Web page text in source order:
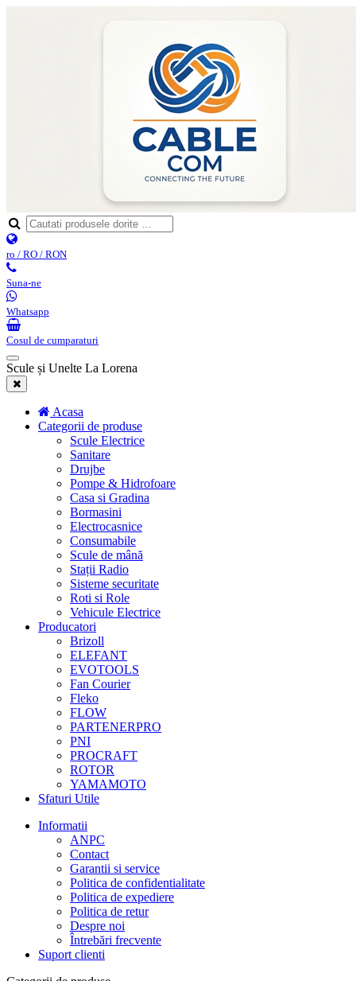
ro / RO / RON
Suna-ne
Whatsapp
Cosul de cumparaturi
Scule și Unelte La Lorena
Acasa
Categorii de produse
Scule Electrice
Sanitare
Drujbe
Pompe & Hidrofoare
Casa si Gradina
Bormasini
Electrocasnice
Consumabile
Scule de mână
Stații Radio
Sisteme securitate
Roti si Role
Vehicule Electrice
Producatori
Brizoll
ELEFANT
EVOTOOLS
Fan Courier
Fleko
FLOW
PARTENERPRO
PNI
PROCRAFT
ROTOR
YAMAMOTO
Sfaturi Utile
Informatii
ANPC
Contact
Garantii si service
Politica de confidentialitate
Politica de expediere
Politica de retur
Despre noi
Întrebări frecvente
Suport clienti